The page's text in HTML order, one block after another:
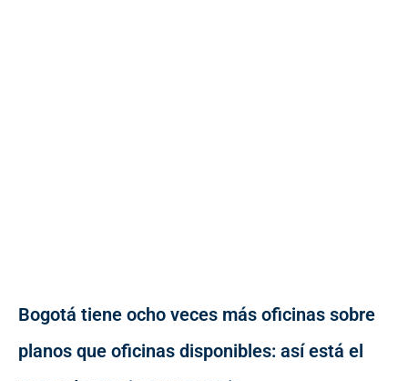
Bogotá tiene ocho veces más oficinas sobre
planos que oficinas disponibles: así está el